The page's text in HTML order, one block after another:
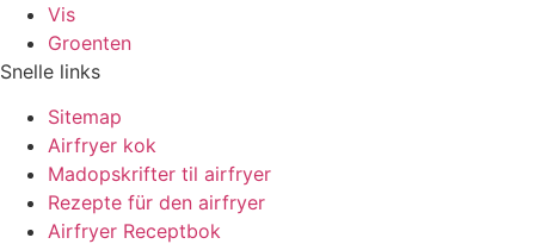
Vis
Groenten
Snelle links
Sitemap
Airfryer kok
Madopskrifter til airfryer
Rezepte für den airfryer
Airfryer Receptbok